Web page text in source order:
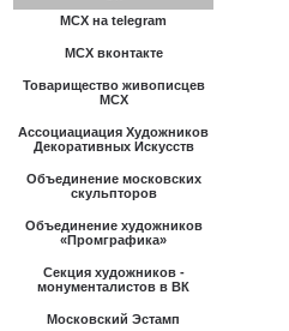
МСХ на telegram
МСХ вконтакте
Товарищество живописцев
МСХ
Ассоциациация Художников
Декоративных Искусств
Объединение московских
скульпторов
Объединение художников
«Промграфика»
Секция художников -
монументалистов в ВК
Московский Эстамп